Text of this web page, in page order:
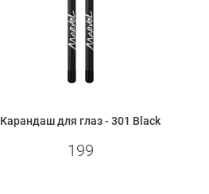
Карандаш для глаз - 301 Black
199